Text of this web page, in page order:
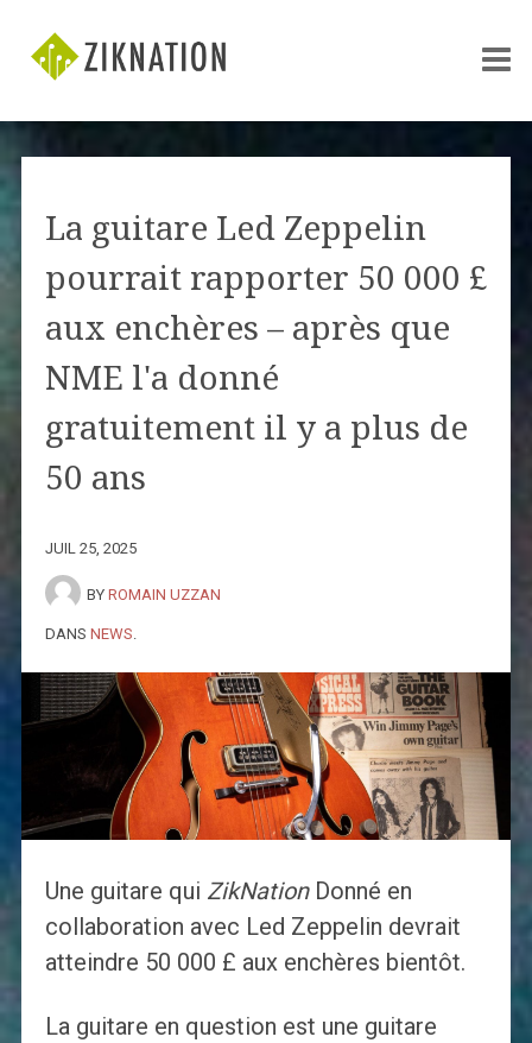
La guitare Led Zeppelin
pourrait rapporter 50 000 £
aux enchères – après que
NME l'a donné
gratuitement il y a plus de
50 ans
JUIL 25, 2025
BY ROMAIN UZZAN
DANS NEWS
Une guitare qui ZikNationDonné en
collaboration avec Led Zeppelin devrait
atteindre 50 000 £ aux enchères bientôt.
La guitare en question est une guitare